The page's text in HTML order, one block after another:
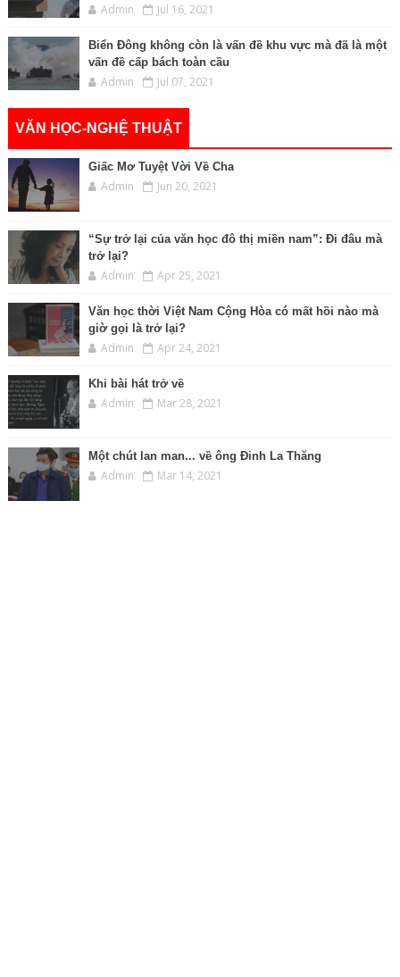
Admin Jul 16, 2021
Biển Đông không còn là vấn đề khu vực mà đã là một
vấn đề cấp bách toàn cầu
Admin Jul 07, 2021
VĂN HỌC-NGHỆ THUẬT
Giấc Mơ Tuyệt Vời Về Cha
Admin Jun 20, 2021
“Sự trở lại của văn học đô thị miền nam”: Đi đâu mà
trở lại?
Admin Apr 25, 2021
Văn học thời Việt Nam Cộng Hòa có mất hồi nào mà
giờ gọi là trở lại?
Admin Apr 24, 2021
Khi bài hát trở về
Admin Mar 28, 2021
Một chút lan man... về ông Đinh La Thăng
Admin Mar 14, 2021